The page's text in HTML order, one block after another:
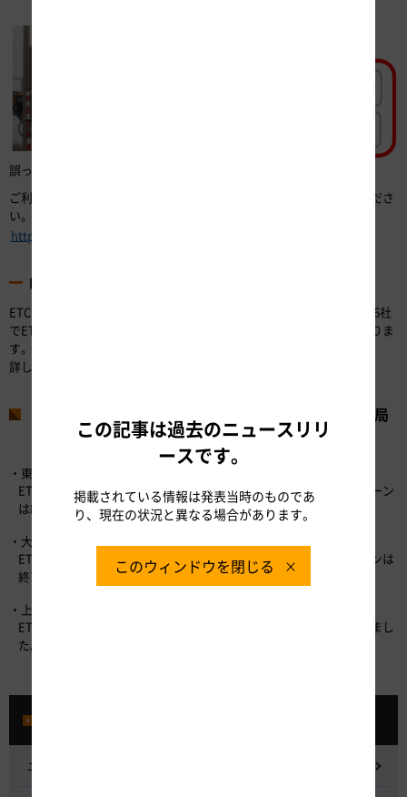
誤って進入した場合は「サポート」レーンをご利用ください。
ご利用方法など詳しくは、NEXCO中日本 公式WEBサイトでご確認くださ
い。
https://dc2.c-nexco.co.jp/etc/service/dedicated_etc.html
ETC車載器購入助成キャンペーン
ETCの更なる普及、利用の促進を図るため、当社を含む高速道路会社6社
でETC車載器購入助成キャンペーンを2022年6月30日まで実施しておりま
す。
詳しくは、以下のキャンペーン特設WEBサイトをご覧ください。
ETC／ETC2.0車載器購入助成キャンペーン2022事務局
WEBサイト・お問い合わせ先
・東京都・神奈川県・埼玉県の対象店舗で取付けの方
ETCキャンペーン事務局（東京・神奈川・埼玉エリア）※キャンペーン
は終了しました。
・大阪府・兵庫県・京都府の対象店舗で取付けの方
ETCキャンペーン事務局（大阪・兵庫・京都エリア）※キャンペーンは
終了しました。
・上記以外の道県の対象店舗で取付けの方
ETCキャンペーン事務局（その他エリア）※キャンペーンは終了しまし
た。
ニュースリリース
この記事は過去のニュースリリ
ースです。
掲載されている情報は発表当時のものであ
り、現在の状況と異なる場合があります。
このウィンドウを閉じる